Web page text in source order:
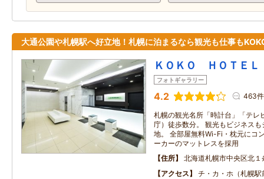
大通公園や札幌駅へ好立地！札幌に泊まるなら観光も仕事も
ＫＯＫＯ ＨＯＴＥ
フォトギャラリー
4.2 463件
札幌の観光名所「時計台」「テレ
庁）徒歩数分。 観光もビジネス
地。 全部屋無料Wi-Fi・枕元にコ
ーカーのマットレスを採用
住所
北海道札幌市中央区北
アクセス
チ・カ・ホ（札幌